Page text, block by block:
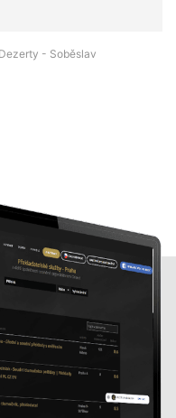
- Soběslav